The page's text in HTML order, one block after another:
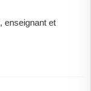
enseignant et